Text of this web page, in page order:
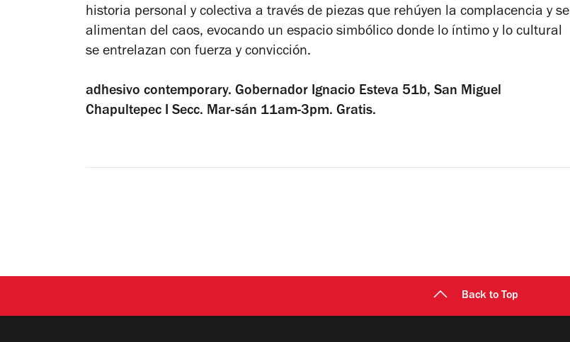
historia personal y colectiva a través de piezas que rehúyen la complacencia y se
alimentan del caos, evocando un espacio simbólico donde lo íntimo y lo cultural
se entrelazan con fuerza y convicción.
adhesivo contemporary. Gobernador Ignacio Esteva 51b, San Miguel
Chapultepec I Secc. Mar-sán 11am-3pm. Gratis.
Back to Top